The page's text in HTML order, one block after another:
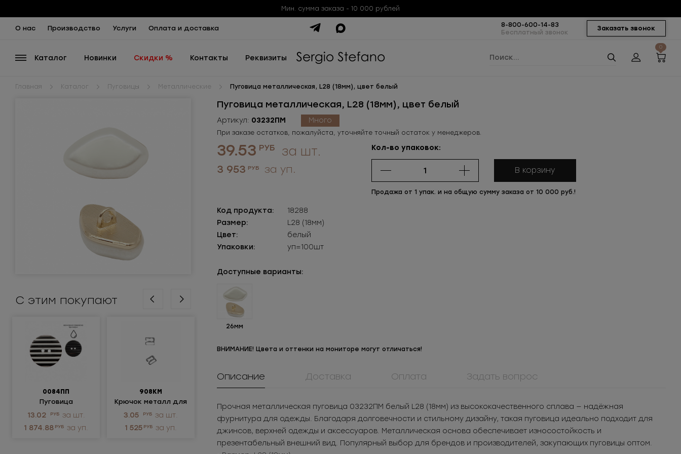
Мин. сумма заказа - 10 000 рублей
О нас Производство Услуги Оплата и доставка Заказать звонок
8-800-600-14-83
Бесплатный звонок
Каталог Новинки Скидки % Контакты Реквизиты
0
Главная Каталог Пуговицы Металлические Пуговица металлическая, L28 (18мм), цвет белый
С этим покупают
0084ПП
Пуговица
пластиковая
13.02 РУБ за шт.
1 874.88 РУБ за уп.
908КМ
Крючок металл для
нижнего белья
3.05 РУБ за шт.
1 525 РУБ за уп.
металлическая
разъемная 3Т
188.23
за шт.
18 823
за уп.
пластиковая
13.02
за шт.
1 874.88
за уп.
Крючок металл для
нижнего белья
3.05
за шт.
1 525
за уп.
разъемная 3Т
188.23
за шт.
18 823
за уп.
Пуговица металлическая, L28 (18мм), цвет белый
Артикул: 03232ПМ Много
При заказе остатков, пожалуйста, уточняйте точный остаток у менеджеров.
39.53 РУБ за шт.
3 953 РУБ за уп.
Кол-во упаковок:
В корзину
Продажа от 1 упак. и на общую сумму заказа от 10 000 руб.!
Код продукта:
18288
Размер:
L28 (18мм)
Цвет:
белый
Упаковки:
уп=100шт
Доступные варианты:
26мм
ВНИМАНИЕ! Цвета и оттенки на мониторе могут отличаться!
Описание Доставка Оплата Задать вопрос
Прочная металлическая пуговица 03232ПМ белый L28 (18мм) из высококачественного сплава — надёжная
фурнитура для одежды. Благодаря долговечности и стильному дизайну, такая пуговица идеально подходит для
джинсов, верхней одежды и аксессуаров. Металлическая основа обеспечивает износостойкость и
презентабельный внешний вид. Популярный выбор для брендов и производителей, закупающих пуговицы оптом.